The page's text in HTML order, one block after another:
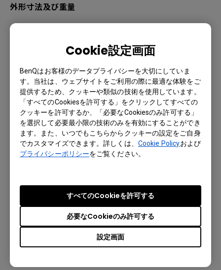
Cookie設定画面
BenQはお客様のデータプライバシーを大切にしていま
す。当社は、ウェブサイトをご利用の際に最適な体験をご
提供するため、クッキーや類似の技術を使用しています。
「すべてのCookiesを許可する」をクリックしてすべての
クッキーを許可するか、「必要なCookiesのみ許可する」
を選択して必要最小限の技術のみを有効にすることができ
ます。また、いつでもこちらからクッキーの設定をご自身
でカスタマイズできます。詳しくは、 Cookie Policyおよび
プライバシーポリシーをご覧ください。
設定画面
必要なCookieのみ許可する
すべてのCookieを許可する
外形寸法及び重量
5
投写方式
投写方式 DLP方式
ディスプレイ
解像度 1280 x 800ピクセル
輝度 (ANSIルーメン) 3,500ルーメン